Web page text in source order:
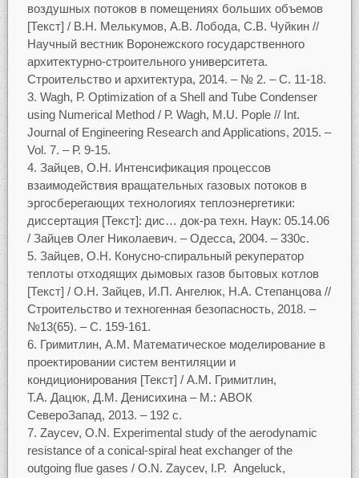
воздушных потоков в помещениях больших объемов
[Текст] / В.Н. Мелькумов, А.В. Лобода, С.В. Чуйкин //
Научный вестник Воронежского государственного
архитектурно-строительного университета.
Строительство и архитектура, 2014. – № 2. – С. 11-18.
Wagh, Р. Optimization of a Shell and Tube Condenser
using Numerical Method / Р. Wagh, M.U. Pople // Int.
Journal of Engineering Research and Applications, 2015. –
Vol. 7. – Р. 9-15.
Зайцев, О.Н. Интенсификация процессов
взаимодействия вращательных газовых потоков в
эргосберегающих технологиях теплоэнергетики:
диссертация [Текст]: дис… док-ра техн. Наук: 05.14.06
/ Зайцев Олег Николаевич. – Одесса, 2004. – 330с.
Зайцев, О.Н. Конусно-спиральный рекуператор
теплоты отходящих дымовых газов бытовых котлов
[Текст] / О.Н. Зайцев, И.П. Ангелюк, Н.А. Степанцова //
Строительство и техногенная безопасность, 2018. –
№13(65). – С. 159-161.
Гримитлин, А.М. Математическое моделирование в
проектировании систем вентиляции и
кондиционирования [Текст] / А.М. Гримитлин,
Т.А. Дацюк, Д.М. Денисихина – М.: АВОК
СевероЗапад, 2013. – 192 с.
Zaycev, O.N. Experimental study of the aerodynamic
resistance of a conical-spiral heat exchanger of the
outgoing flue gases / O.N. Zaycev, I.P. Angeluck,